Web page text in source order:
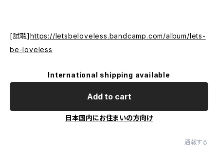
[試聴]https://letsbeloveless.bandcamp.com/album/lets-
be-loveless
International shipping available
Add to cart
日本国内にお住まいの方向け
通報する